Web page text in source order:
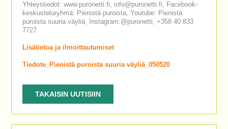
Yhteystiedot: www.puronetti.fi, info@puronetti.fi, Facebook-
keskusteluryhmä: Pienistä puroista, Youtube: Pienistä
puroista suuria väyliä, Instagram:@puronetti, +358 40 833
7727.
Lisätietoa ja ilmoittautumiset
Tiedote_Pienistä puroista suuria väyliä_050520
TAKAISIN UUTISIIN